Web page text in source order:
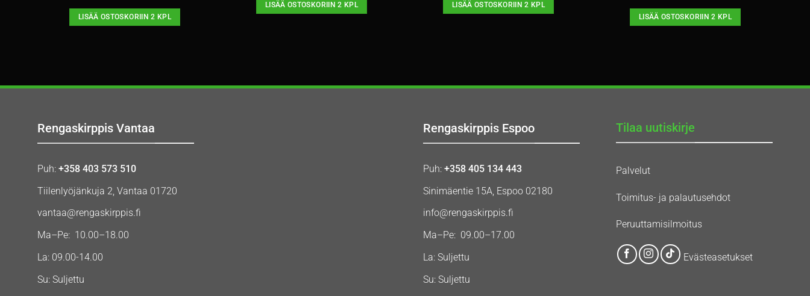
LISÄÄ OSTOSKORIIN 2 KPL
LISÄÄ OSTOSKORIIN 2 KPL LISÄÄ OSTOSKORIIN 2 KPL
LISÄÄ OSTOSKORIIN 2 KPL
Rengaskirppis Vantaa
Puh: +358 403 573 510
Tiilenlyöjänkuja 2, Vantaa 01720
vantaa@rengaskirppis.fi
Ma–Pe: 10.00–18.00
La: 09.00-14.00
Su: Suljettu
Rengaskirppis Espoo
Puh: +358 405 134 443
Sinimäentie 15A, Espoo 02180
info@rengaskirppis.fi
Ma–Pe: 09.00–17.00
La: Suljettu
Su: Suljettu
Tilaa uutiskirje
Palvelut
Toimitus- ja palautusehdot
Peruuttamisilmoitus
Evästeasetukset